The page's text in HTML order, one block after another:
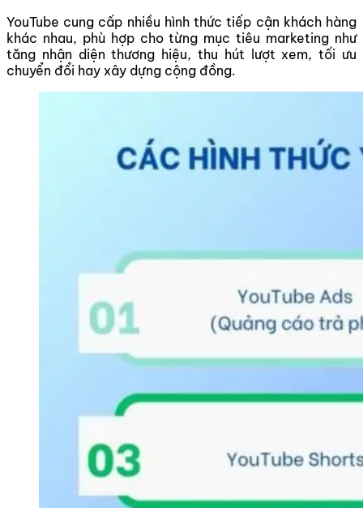
YouTube cung cấp nhiều hình thức tiếp cận khách hàng
khác nhau, phù hợp cho từng mục tiêu marketing như
tăng nhận diện thương hiệu, thu hút lượt xem, tối ưu
chuyển đổi hay xây dựng cộng đồng.